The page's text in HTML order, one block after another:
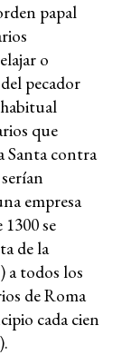
papal
o
pecador
que
Santa contra
empresa
se
de la
a todos los
de Roma
cada cien